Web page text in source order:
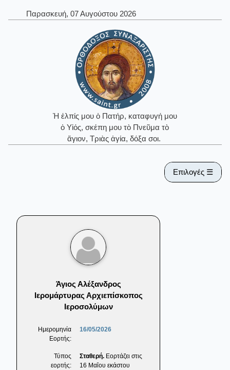
Παρασκευή, 07 Αυγούστου 2026
Ἡ ἐλπίς μου ὁ Πατήρ, καταφυγή μου
ὁ Υἱός, σκέπη μου τὸ Πνεῦμα τὸ
ἅγιον, Τριὰς ἁγία, δόξα σοι.
Επιλογές ☰
Άγιος Αλέξανδρος
Ιερομάρτυρας Αρχιεπίσκοπος
Ιεροσολύμων
Ημερομηνία
Εορτής:
16/05/2026
Τύπος
εορτής:
Σταθερή. Εορτάζει στις
16 Μαΐου εκάστου